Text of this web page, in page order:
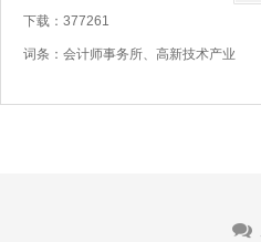
下载：377261
词条：会计师事务所、高新技术产业